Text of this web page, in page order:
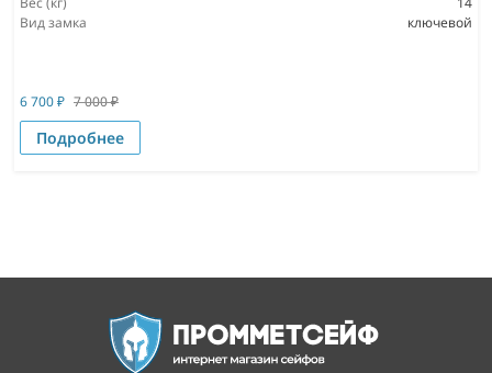
Вид замка
ключевой
6 700₽ 7 000₽
Подробнее